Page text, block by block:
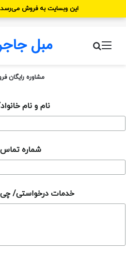
این وبسایت به فروش می‌رسد.
مبل منو
مشاوره رایگان
نام و نام
ی
ا
ن
ی
ا
شماره
خدمات درخواستی/ چی